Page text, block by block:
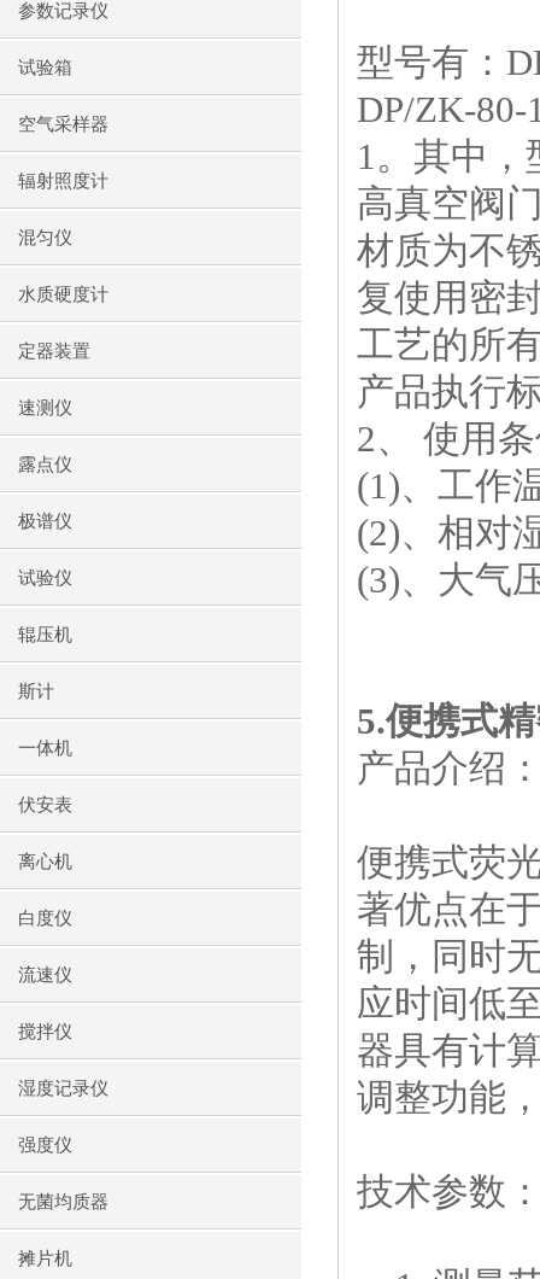
参数记录仪
试验箱
空气采样器
辐射照度计
混匀仪
水质硬度计
定器装置
速测仪
露点仪
极谱仪
试验仪
辊压机
斯计
一体机
伏安表
离心机
白度仪
流速仪
搅拌仪
湿度记录仪
强度仪
无菌均质器
摊片机
型号有：
DP/ZK-80-
1。其中，
高真空阀
材质为不
复使用密
工艺的所
产品执行
2、 使用
(1)、工作
(2)、相对
(3)、大气
5.便携式
产品介绍
便携式荧
著优点在
制，同时
应时间低
器具有计
调整功能
技术参数